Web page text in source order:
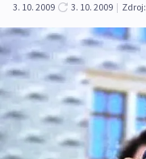
3. 10. 2009
3. 10. 2009 | Zdroj: